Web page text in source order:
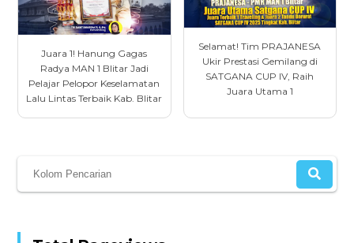
Juara 1! Hanung Gagas
Radya MAN 1 Blitar Jadi
Pelajar Pelopor Keselamatan
Lalu Lintas Terbaik Kab. Blitar
Selamat! Tim PRAJANESA
Ukir Prestasi Gemilang di
SATGANA CUP IV, Raih
Juara Utama 1